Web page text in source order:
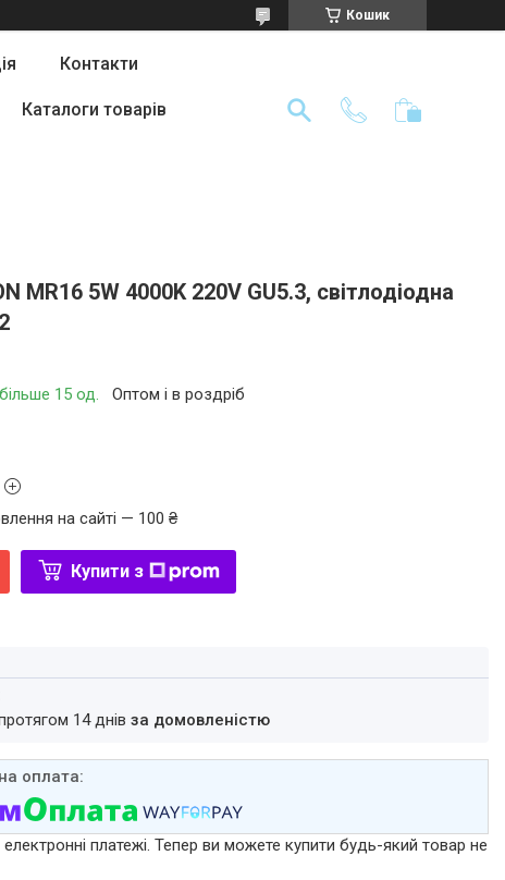
Кошик
Контакти
Каталоги товарів
MR16 5W 4000K 220V GU5.3, світлодіодна
15 од. Оптом і в роздріб
на сайті — 100 ₴
Купити з
14 днівза домовленістю
електронні платежі. Тепер ви можете купити будь-який товар не